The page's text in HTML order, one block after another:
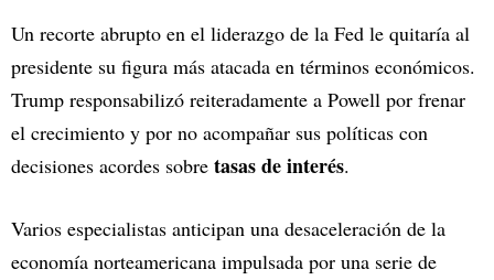
Un recorte abrupto en el liderazgo de la Fed le quitaría al
presidente su figura más atacada en términos económicos.
Trump responsabilizó reiteradamente a Powell por frenar
el crecimiento y por no acompañar sus políticas con
decisiones acordes sobre tasas de interés.
Varios especialistas anticipan una desaceleración de la
economía norteamericana impulsada por una serie de